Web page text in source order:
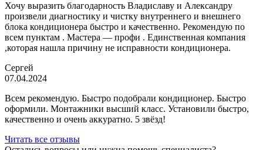
Хочу выразить благодарность Владиславу и Александру
произвели диагностику и чистку внутреннего и внешнего
блока кондиционера быстро и качественно. Рекомендую по
всем пунктам . Мастера — профи . Единственная компания
,которая нашла причину не исправности кондиционера.
Сергей
07.04.2024
Всем рекомендую. Быстро подобрали кондиционер. Быстро
оформили. Монтажники высший класс. Установили быстро,
качественно и очень аккуратно. 5 звёзд!
Читать все отзывы